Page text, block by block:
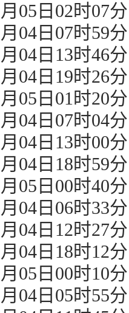
05日02时07分
04日07时59分
04日13时46分
04日19时26分
05日01时20分
04日07时04分
04日13时00分
04日18时59分
05日00时40分
04日06时33分
04日12时27分
04日18时12分
05日00时10分
04日05时55分